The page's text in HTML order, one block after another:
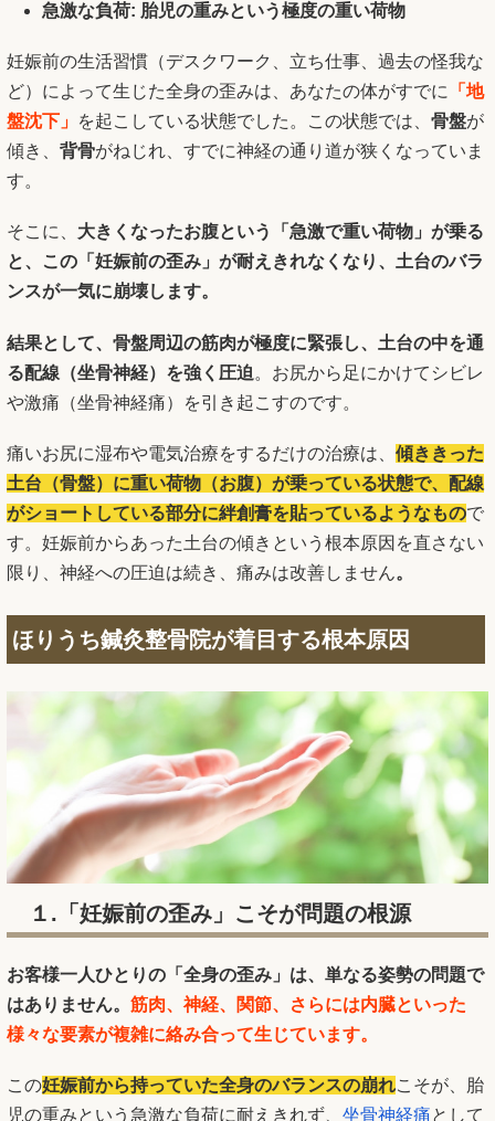
急激な負荷: 胎児の重みという極度の重い荷物
妊娠前の生活習慣（デスクワーク、立ち仕事、過去の怪我な
ど）によって生じた全身の歪みは、あなたの体がすでに
「地
盤沈下」 を起こしている状態でした。この状態では、 骨盤が
傾き、 背骨がねじれ、すでに神経の通り道が狭くなっていま
す。
そこに、 大きくなったお腹という「急激で重い荷物」が乗る
と、この「妊娠前の歪み」が耐えきれなくなり、土台のバラ
ンスが一気に崩壊します。
結果として、骨盤周辺の筋肉が極度に緊張し、土台の中を通
る配線（坐骨神経）を強く圧迫 。お尻から足にかけてシビレ
や激痛（坐骨神経痛）を引き起こすのです。
痛いお尻に湿布や電気治療をするだけの治療は、 傾ききった
土台（骨盤）に重い荷物（お腹）が乗っている状態で、配線
がショートしている部分に絆創膏を貼っているようなもので
す。妊娠前からあった土台の傾きという根本原因を直さない
限り、神経への圧迫は続き、痛みは改善しません。
ほりうち鍼灸整骨院が着目する根本原因
１.「妊娠前の歪み」こそが問題の根源
お客様一人ひとりの「全身の歪み」は、単なる姿勢の問題で
はありません。 筋肉、神経、関節、さらには内臓といった
様々な要素が複雑に絡み合って生じています。
この妊娠前から持っていた全身のバランスの崩れこそが、胎
児の重みという急激な負荷に耐えきれず、 坐骨神経痛として